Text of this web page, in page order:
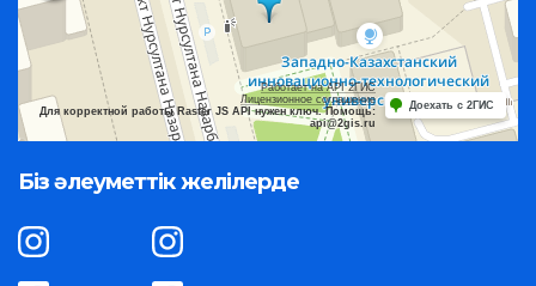
Работает на API 2ГИС
Лицензионное соглашение
Для корректной работы Raster JS API нужен ключ. Помощь:
api@2gis.ru
Доехать с 2ГИС
Біз әлеуметтік желілерде